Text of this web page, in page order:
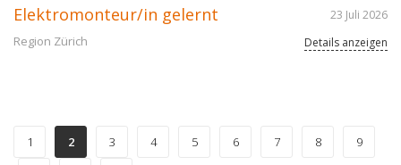
Elektromonteur/in gelernt
Region Zürich
23 Juli 2026
Details anzeigen
1 2 3 4 5 6 7 8
9